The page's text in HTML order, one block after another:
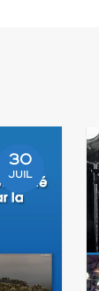
30
JUIL